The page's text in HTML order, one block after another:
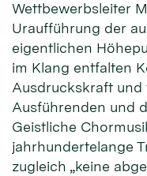
Wettbewerbsleiter
Uraufführung der
eigentlichen
im Klang entfalten
Ausdruckskraft und
Ausführenden und
Geistliche
jahrhundertelange
zugleich „keine